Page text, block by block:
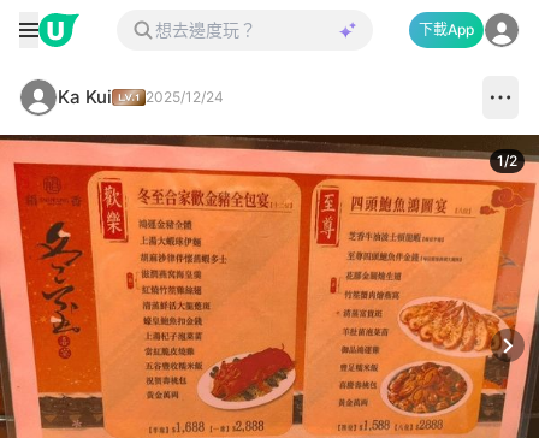
下載App
Ka Kui 2025/12/24
1/2